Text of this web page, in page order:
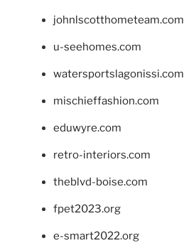
johnlscotthometeam.com
u-seehomes.com
watersportslagonissi.com
mischieffashion.com
eduwyre.com
retro-interiors.com
theblvd-boise.com
fpet2023.org
e-smart2022.org